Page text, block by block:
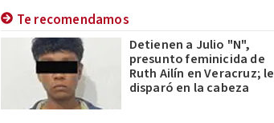
Te recomendamos
Detienen a Julio "N",
presunto feminicida de
Ruth Ailín en Veracruz; le
disparó en la cabeza